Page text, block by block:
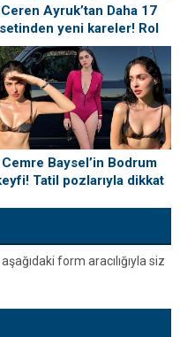
Ceren Ayruk’tan Daha 17
setinden yeni kareler! Rol
arkadaşından yorum
gecikmedi
Cemre Baysel’in Bodrum
Tatil pozlarıyla dikkat
form aracılığıyla siz